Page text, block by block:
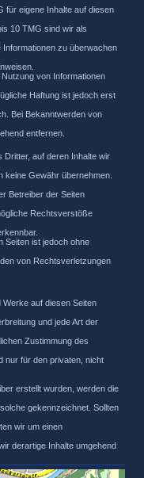
für eigene Inhalte auf diesen
10 TMG sind wir als
zu überwachen
von Informationen
Haftung ist jedoch erst
Bei Bekanntwerden von
entfernen.
Dritter, auf deren Inhalte wir
keine Gewähr übernehmen.
Betreiber der Seiten
Rechtsverstöße
Seiten ist jedoch ohne
von Rechtsverletzungen
Werke auf diesen Seiten
und jede Art der
Zustimmung des
nur für den privaten, nicht
erstellt wurden, werden die
gekennzeichnet. Sollten
wir um einen
derartige Inhalte umgehend